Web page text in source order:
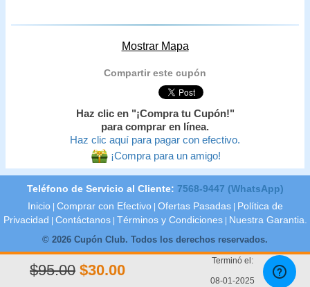
Mostrar Mapa
Compartir este cupón
Haz clic en "¡Compra tu Cupón!"
para comprar en línea.
Haz clic aquí para pagar con efectivo.
¡Compra para un amigo!
$95.00 $30.00
Terminó el:
08-01-2025
Teléfono de Servicio al Cliente: 7568-9447 (WhatsApp)
Inicio Comprar con Efectivo Ofertas Pasadas
Política de
Privacidad
Contáctanos Términos y Condiciones
Nuestra Garantia.
© 2026 Cupón Club. Todos los derechos reservados.